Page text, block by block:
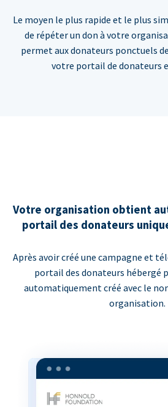
Le moyen le plus rapide et le plus
de répéter un don à votre
permet aux donateurs ponctuels
votre portail de donateurs
Votre organisation obtient
portail des donateurs
Après avoir créé une campagne et
portail des donateurs hébergé
automatiquement créé avec le
organisation.